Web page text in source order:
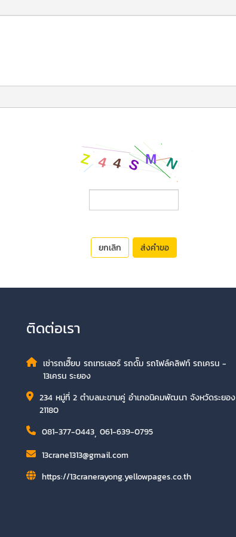
ยกเลิก ส่งคำขอ
ติดต่อเรา
เช่ารถเฮี๊ยบ รถเทรเลอร์ รถดั๊ม รถโฟล์คลิฟท์ รถเครน -
13เครน ระยอง
234 หมู่ที่ 2 ตำบลมะขามคู่ อำเภอนิคมพัฒนา จังหวัดระยอง
21180
081-377-0443, 061-639-0795
13crane1313@gmail.com
https://13cranerayong.yellowpages.co.th